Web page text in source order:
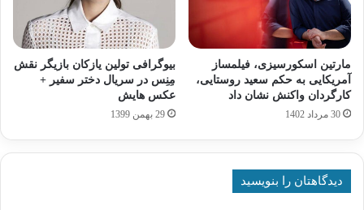
مارتین اسکورسیزی، فیلمساز
آمریکایی به حکم سعید روستایی،
کارگردان واکنش نشان داد
30 مرداد 1402
بیوگرافی تولین یازکان بازیگر نقش
مِنِس در سریال دختر سفیر +
عکس هایش
29 بهمن 1399
دیدگاهتان را بنویسید